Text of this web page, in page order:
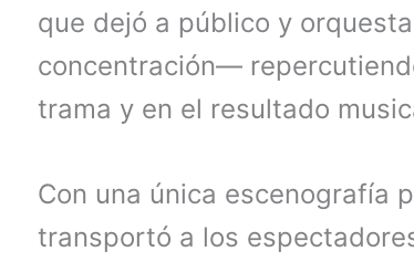
que dejó a público y
concentración—
trama y en el resultado
Con una única escenografía
transportó a los